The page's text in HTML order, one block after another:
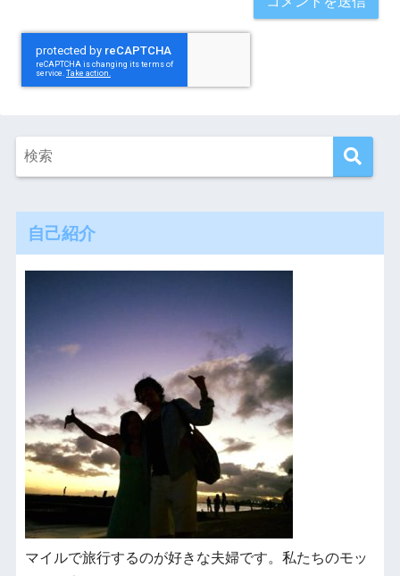
自己紹介
マイルで旅行するのが好きな夫婦です。私たちのモッ